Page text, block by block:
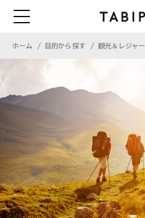
ホーム 目的から探す 観光＆レジャー